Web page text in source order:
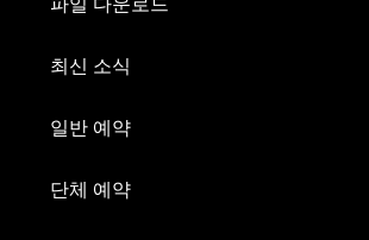
파일 다운로드
최신 소식
일반 예약
단체 예약